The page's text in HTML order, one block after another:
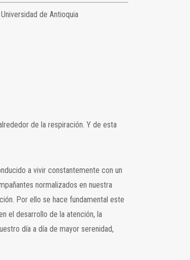
Universidad de Antioquia
de la respiración. Y de esta
a vivir constantemente con un
normalizados en nuestra
Por ello se hace fundamental este
el desarrollo de la atención, la
día a día de mayor serenidad,